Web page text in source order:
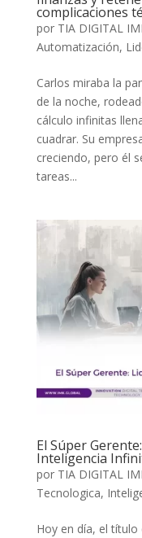
complicaciones
por TIA DIGITAL
Automatización,
Carlos miraba la
de la noche,
cálculo infinitas
cuadrar. Su
creciendo, pero él
tareas...
El Súper
Inteligencia
por TIA DIGITAL
Tecnologica,
Hoy en día, el título